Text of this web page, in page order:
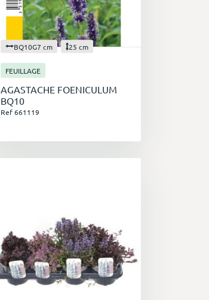
BQ10G7 cm 25 cm
FEUILLAGE
AGASTACHE FOENICULUM
BQ10
Ref 661119